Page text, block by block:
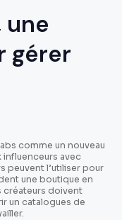
une
gérer
comme un nouveau
avec
peuvent l’utiliser pour
une boutique en
créateurs doivent
un catalogues de